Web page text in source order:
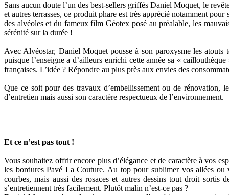
Sans aucun doute l’un des best-sellers griffés Daniel Moquet, le
et autres terrasses, ce produit phare est très apprécié notamment
des alvéoles et du fameux film Géotex posé au préalable, les
sérénité sur la durée !
Avec Alvéostar, Daniel Moquet pousse à son paroxysme les atouts
puisque l’enseigne a d’ailleurs enrichi cette année sa «
françaises. L’idée ? Répondre au plus près aux envies des
Que ce soit pour des travaux d’embellissement ou de rénovation,
d’entretien mais aussi son caractère respectueux de l’environnement.
Et ce n’est pas tout !
Vous souhaitez offrir encore plus d’élégance et de caractère à vos
les bordures Pavé La Couture. Au top pour sublimer vos allées ou
courbes, mais aussi des rosaces et autres dessins tout droit
s’entretiennent très facilement. Plutôt malin n’est-ce pas ?